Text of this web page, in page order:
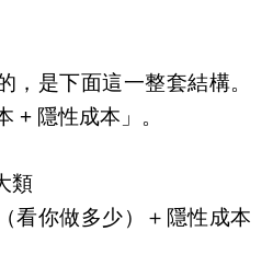
，是下面這一整套結構。
+ 隱性成本」。
類
看你做多少）＋隱性成本